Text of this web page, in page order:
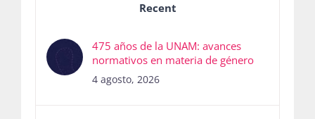
Recent
475 años de la UNAM: avances
normativos en materia de género
4 agosto, 2026